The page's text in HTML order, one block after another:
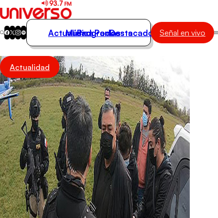
Actualidad
Música
Programas
Podcasts
Destacados
Actualidad
Música
Programas
Podcasts
Destacados Señal en vivo
Actualidad